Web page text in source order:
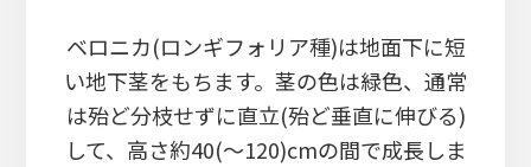
ベロニカ(ロンギフォリア種)は地面下に短
い地下茎をもちます。茎の色は緑色、通常
は殆ど分枝せずに直立(殆ど垂直に伸びる)
して、高さ約40(～120)cmの間で成長しま